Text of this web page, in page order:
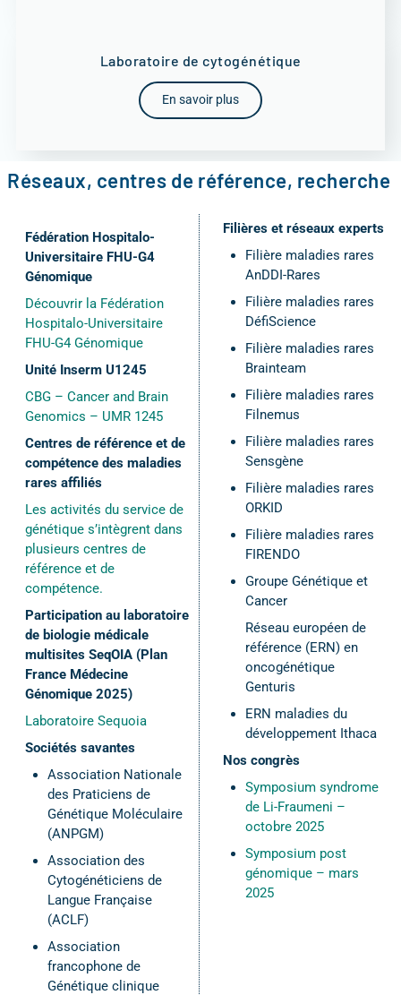
Laboratoire de cytogénétique
En savoir plus
Réseaux, centres de référence, recherche
Fédération Hospitalo-
Universitaire FHU-G4
Génomique
Découvrir la Fédération
Hospitalo-Universitaire
FHU-G4 Génomique
Unité Inserm U1245
CBG – Cancer and Brain
Genomics – UMR 1245
Centres de référence et de
compétence des maladies
rares affiliés
Les activités du service de
génétique s’intègrent dans
plusieurs centres de
référence et de
compétence.
Participation au laboratoire
de biologie médicale
multisites SeqOIA (Plan
France Médecine
Génomique 2025)
Laboratoire Sequoia
Sociétés savantes
Association Nationale
des Praticiens de
Génétique Moléculaire
(ANPGM)
Association des
Cytogénéticiens de
Langue Française
(ACLF)
Association
francophone de
Génétique clinique
Filières et réseaux experts
Filière maladies rares
AnDDI-Rares
Filière maladies rares
DéfiScience
Filière maladies rares
Brainteam
Filière maladies rares
Filnemus
Filière maladies rares
Sensgène
Filière maladies rares
ORKID
Filière maladies rares
FIRENDO
Groupe Génétique et
Cancer
Réseau européen de
référence (ERN) en
oncogénétique
Genturis
ERN maladies du
développement Ithaca
Nos congrès
Symposium syndrome
de Li-Fraumeni –
octobre 2025
Symposium post
génomique – mars
2025